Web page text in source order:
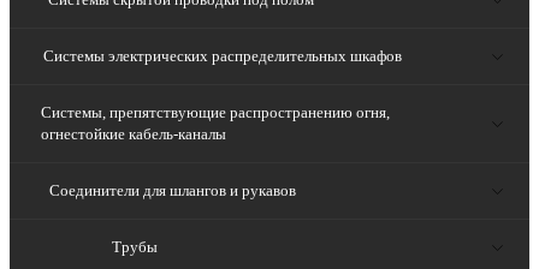
Системы электрических распределительных шкафов
Системы, препятствующие распространению огня,
огнестойкие кабель-каналы
Соединители для шлангов и рукавов
Трубы